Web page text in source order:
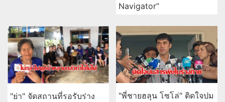
Navigator”
"ย่า" จัดสถานที่รอรับร่าง
"พี่ชายฮลุน โซโล่" ติดใจปม